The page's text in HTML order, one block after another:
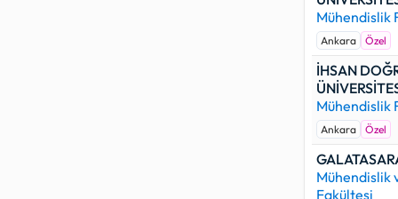
Mühendislik
Ankara Özel
İHSAN
Mühendislik
Ankara Özel
Mühendislik
Fakültesi